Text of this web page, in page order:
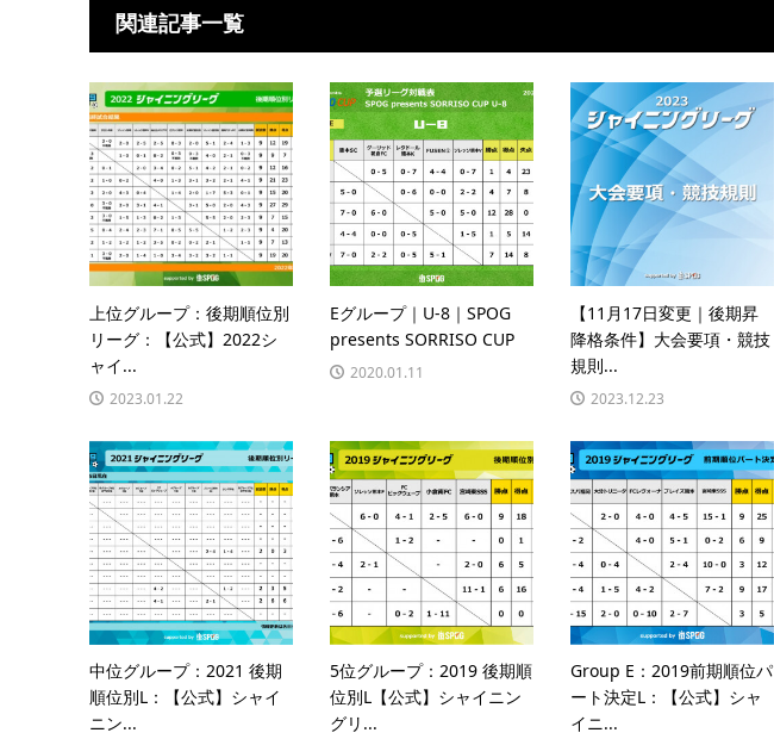
関連記事一覧
上位グループ：後期順位別
リーグ：【公式】2022シ
ャイ...
2023.01.22
Eグループ｜U-8｜SPOG
presents SORRISO CUP
2020.01.11
【11月17日変更｜後期昇
降格条件】大会要項・競技
規則...
2023.12.23
中位グループ：2021 後期
順位別L：【公式】シャイ
ニン...
5位グループ：2019 後期順
位別L【公式】シャイニン
グリ...
Group E：2019前期順位パ
ート決定L：【公式】シャ
イニ...